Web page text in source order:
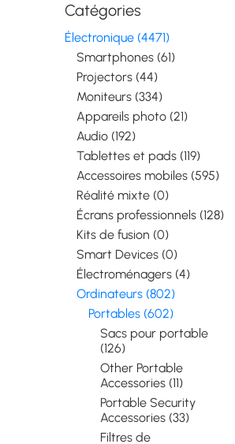
Catégories
Électronique (4471)
Smartphones (61)
Projectors (44)
Moniteurs (334)
Appareils photo (21)
Audio (192)
Tablettes et pads (119)
Accessoires mobiles (595)
Réalité mixte (0)
Écrans professionnels (128)
Kits de fusion (0)
Smart Devices (0)
Électroménagers (4)
Ordinateurs (802)
Portables (602)
Sacs pour portable
(126)
Other Portable
Accessories (11)
Portable Security
Accessories (33)
Filtres de